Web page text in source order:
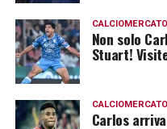
CALCIOMERCATO
Non solo
Stuart!
CALCIOMERCATO
Carlos